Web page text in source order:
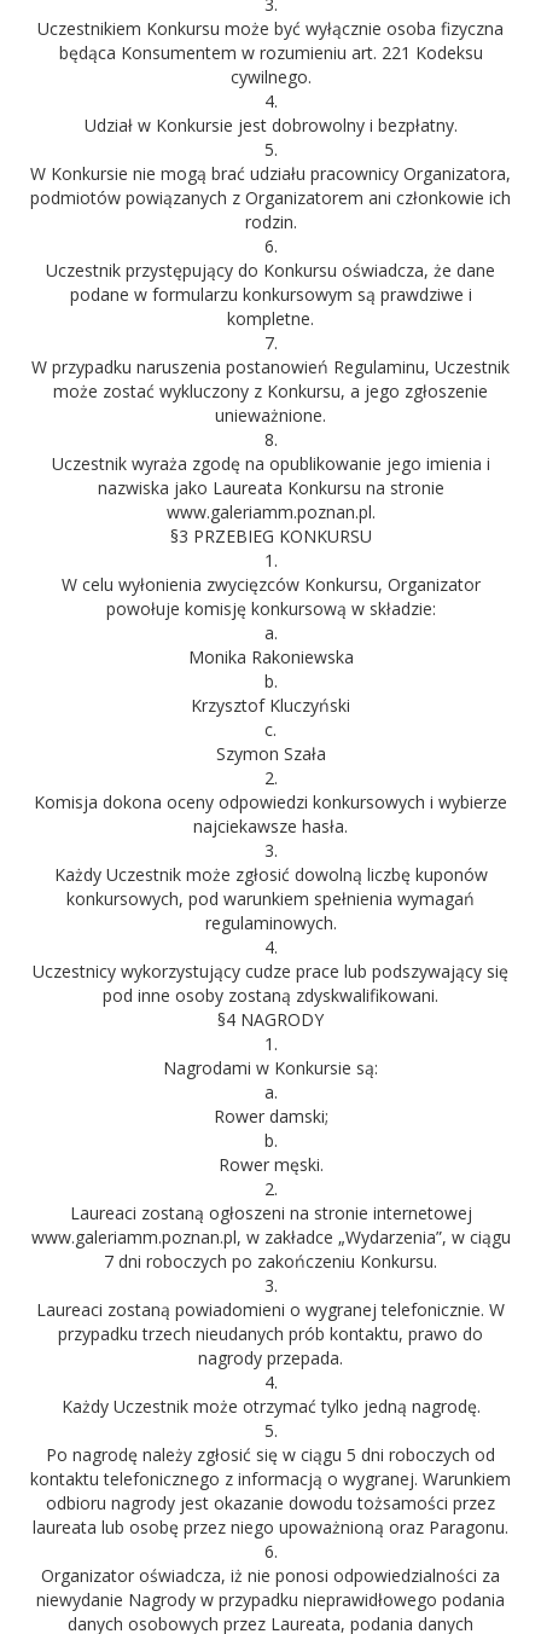
Uczestnikiem Konkursu może być wyłącznie osoba fizyczna
będąca Konsumentem w rozumieniu art. 221 Kodeksu
cywilnego.
4.
Udział w Konkursie jest dobrowolny i bezpłatny.
5.
W Konkursie nie mogą brać udziału pracownicy Organizatora,
podmiotów powiązanych z Organizatorem ani członkowie ich
rodzin.
6.
Uczestnik przystępujący do Konkursu oświadcza, że dane
podane w formularzu konkursowym są prawdziwe i
kompletne.
7.
W przypadku naruszenia postanowień Regulaminu, Uczestnik
może zostać wykluczony z Konkursu, a jego zgłoszenie
unieważnione.
8.
Uczestnik wyraża zgodę na opublikowanie jego imienia i
nazwiska jako Laureata Konkursu na stronie
www.galeriamm.poznan.pl.
§3 PRZEBIEG KONKURSU
1.
W celu wyłonienia zwycięzców Konkursu, Organizator
powołuje komisję konkursową w składzie:
a.
Monika Rakoniewska
b.
Krzysztof Kluczyński
c.
Szymon Szała
2.
Komisja dokona oceny odpowiedzi konkursowych i wybierze
najciekawsze hasła.
3.
Każdy Uczestnik może zgłosić dowolną liczbę kuponów
konkursowych, pod warunkiem spełnienia wymagań
regulaminowych.
4.
Uczestnicy wykorzystujący cudze prace lub podszywający się
pod inne osoby zostaną zdyskwalifikowani.
§4 NAGRODY
1.
Nagrodami w Konkursie są:
a.
Rower damski;
b.
Rower męski.
2.
Laureaci zostaną ogłoszeni na stronie internetowej
www.galeriamm.poznan.pl, w zakładce „Wydarzenia”, w ciągu
7 dni roboczych po zakończeniu Konkursu.
3.
Laureaci zostaną powiadomieni o wygranej telefonicznie. W
przypadku trzech nieudanych prób kontaktu, prawo do
nagrody przepada.
4.
Każdy Uczestnik może otrzymać tylko jedną nagrodę.
5.
Po nagrodę należy zgłosić się w ciągu 5 dni roboczych od
kontaktu telefonicznego z informacją o wygranej. Warunkiem
odbioru nagrody jest okazanie dowodu tożsamości przez
laureata lub osobę przez niego upoważnioną oraz Paragonu.
6.
Organizator oświadcza, iż nie ponosi odpowiedzialności za
niewydanie Nagrody w przypadku nieprawidłowego podania
danych osobowych przez Laureata, podania danych